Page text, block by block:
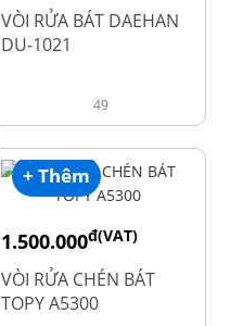
2.900.000
VÒI RỬA BÁT DAEHAN
DU-1021
49
+ Thêm
1.500.000đ(VAT)
1.990.000
VÒI RỬA CHÉN BÁT
TOPY A5300